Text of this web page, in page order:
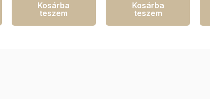
Kosárba
teszem
Kosárba
teszem